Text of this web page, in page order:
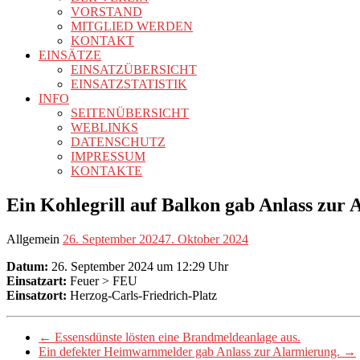
VORSTAND
MITGLIED WERDEN
KONTAKT
EINSÄTZE
EINSATZÜBERSICHT
EINSATZSTATISTIK
INFO
SEITENÜBERSICHT
WEBLINKS
DATENSCHUTZ
IMPRESSUM
KONTAKTE
Ein Kohlegrill auf Balkon gab Anlass zur
Allgemein 26. September 20247. Oktober 2024
Datum: 26. September 2024 um 12:29 Uhr
Einsatzart: Feuer > FEU
Einsatzort: Herzog-Carls-Friedrich-Platz
← Essensdünste lösten eine Brandmeldeanlage aus.
Ein defekter Heimwarnmelder gab Anlass zur Alarmierung. →